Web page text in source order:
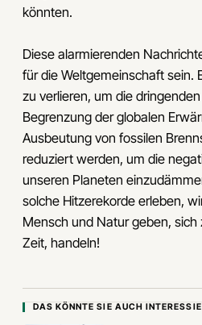
könnten.
Diese alarmierenden
für die Weltgemeinschaft sein.
zu verlieren, um die
Begrenzung der globalen
Ausbeutung von fossilen
reduziert werden, um die
unseren Planeten
solche Hitzerekorde erleben,
Mensch und Natur geben, sich
Zeit, handeln!
DAS KÖNNTE SIE AUCH